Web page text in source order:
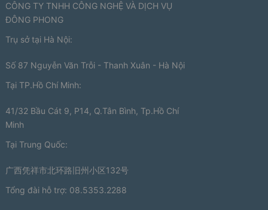
CÔNG TY TNHH CÔNG NGHỆ VÀ DỊCH VỤ
ĐÔNG PHONG
Trụ sở tại Hà Nội:
Số 87 Nguyễn Văn Trỗi - Thanh Xuân - Hà Nội
Tại TP.Hồ Chí Minh:
41/32 Bầu Cát 9, P14, Q.Tân Bình, Tp.Hồ Chí
Minh
Tại Trung Quốc:
广西凭祥市北环路旧州小区132号
Tổng đài hỗ trợ: 08.5353.2288